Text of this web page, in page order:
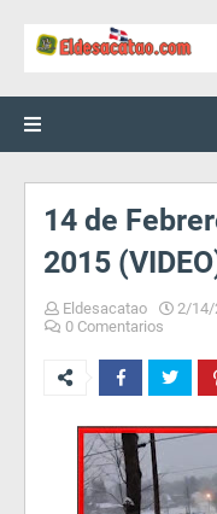
14 de
2015
Eldesacatao 2/14/
0 Comentarios